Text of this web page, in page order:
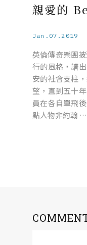
親愛的
Jan.07.2019
英倫傳奇樂團
行的風格，譜
安的社會支柱
望，直到五十
員在各自單飛
點人物非約翰